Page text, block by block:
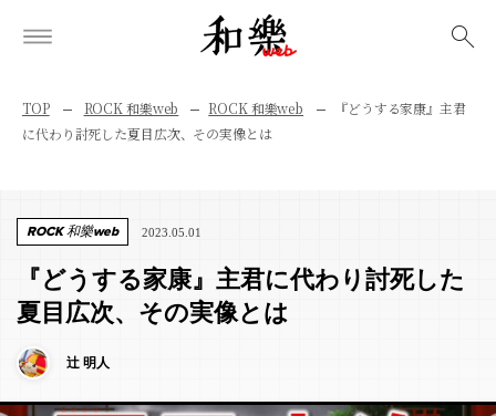
TOP ROCK 和樂web ROCK 和樂web
『どうする家康』主君
に代わり討死した夏目広次、その実像とは
ROCK 和樂web 2023.05.01
『どうする家康』主君に代わり討死した
夏目広次、その実像とは
辻 明人